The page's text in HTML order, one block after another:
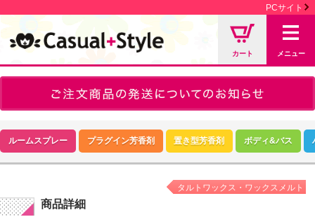
PCサイト
カート メニュー
ルームスプレー プラグイン芳香剤 置き型芳香剤 ボディ&バス
商品詳細
タルトワックス・ワックスメルト